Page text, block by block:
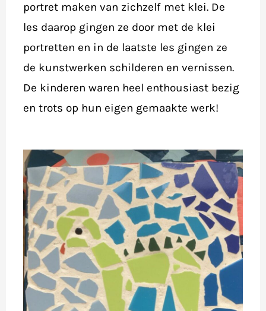
portret maken van zichzelf met klei. De
les daarop gingen ze door met de klei
portretten en in de laatste les gingen ze
de kunstwerken schilderen en vernissen.
De kinderen waren heel enthousiast bezig
en trots op hun eigen gemaakte werk!